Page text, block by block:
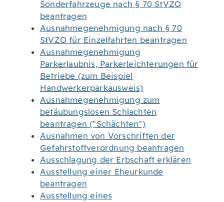
Sonderfahrzeuge nach § 70 StVZO
beantragen
Ausnahmegenehmigung nach § 70
StVZO für Einzelfahrten beantragen
Ausnahmegenehmigung
Parkerlaubnis, Parkerleichterungen für
Betriebe (zum Beispiel
Handwerkerparkausweis)
Ausnahmegenehmigung zum
betäubungslosen Schlachten
beantragen ("Schächten")
Ausnahmen von Vorschriften der
Gefahrstoffverordnung beantragen
Ausschlagung der Erbschaft erklären
Ausstellung einer Eheurkunde
beantragen
Ausstellung eines